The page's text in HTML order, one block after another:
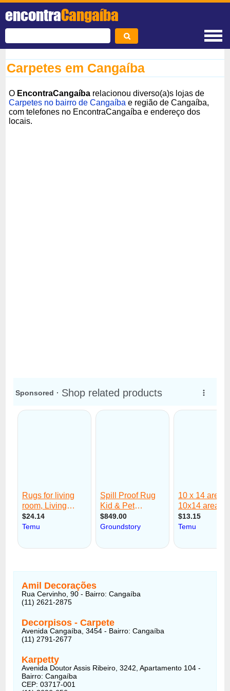
encontraCangaíba
Carpetes em Cangaíba
O EncontraCangaíba relacionou diverso(a)s lojas de
Carpetes no bairro de Cangaíba e região de Cangaíba,
com telefones no EncontraCangaíba e endereço dos
locais.
Amil Decorações
Rua Cervinho, 90 - Bairro: Cangaíba
(11) 2621-2875
Decorpisos - Carpete
Avenida Cangaíba, 3454 - Bairro: Cangaíba
(11) 2791-2677
Karpetty
Avenida Doutor Assis Ribeiro, 3242, Apartamento 104 -
Bairro: Cangaíba
CEP: 03717-001